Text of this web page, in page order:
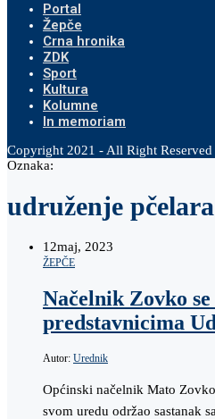
Portal
Žepče
Crna hronika
ZDK
Sport
Kultura
Kolumne
In memoriam
Copyright 2021 - All Right Reserved
Oznaka:
udruženje pčelara
12maj, 2023
ŽEPČE
Načelnik Zovko se
predstavnicima
Autor: Urednik
Općinski načelnik Mato
svom uredu održao sastanak